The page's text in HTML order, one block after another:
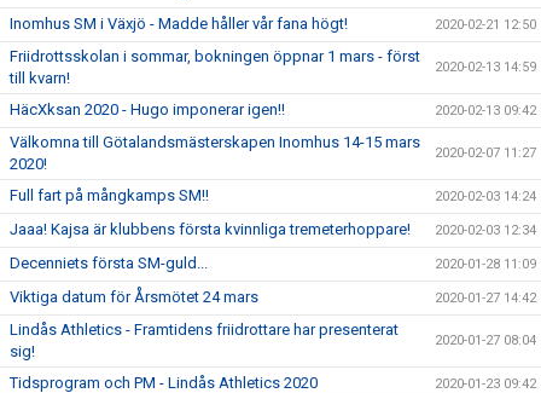
Inomhus SM i Växjö - Madde håller vår fana högt! 2020-02-21 12:50
Friidrottsskolan i sommar, bokningen öppnar 1 mars - först
till kvarn!
2020-02-13 14:59
HäcXksan 2020 - Hugo imponerar igen!! 2020-02-13 09:42
Välkomna till Götalandsmästerskapen Inomhus 14-15 mars
2020!
2020-02-07 11:27
Full fart på mångkamps SM!! 2020-02-03 14:24
Jaaa! Kajsa är klubbens första kvinnliga tremeterhoppare! 2020-02-03 12:34
Decenniets första SM-guld... 2020-01-28 11:09
Viktiga datum för Årsmötet 24 mars 2020-01-27 14:42
Lindås Athletics - Framtidens friidrottare har presenterat
sig!
2020-01-27 08:04
Tidsprogram och PM - Lindås Athletics 2020 2020-01-23 09:42